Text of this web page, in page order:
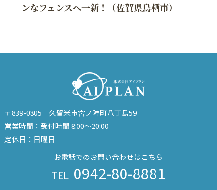
市）
でお子様も安心！快適で明るい空
〒839-0805 久留米市宮ノ陣町八丁島59
営業時間：受付時間 8:00～20:00
定休日：日曜日
お電話でのお問い合わせはこちら
TEL 0942-80-8881